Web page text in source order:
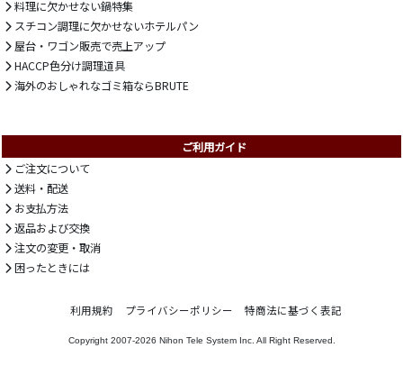
料理に欠かせない鍋特集
スチコン調理に欠かせないホテルパン
屋台・ワゴン販売で売上アップ
HACCP色分け調理道具
海外のおしゃれなゴミ箱ならBRUTE
ご利用ガイド
ご注文について
送料・配送
お支払方法
返品および交換
注文の変更・取消
困ったときには
利用規約 プライバシーポリシー 特商法に基づく表記
Copyright 2007-2026 Nihon Tele System Inc. All Right Reserved.